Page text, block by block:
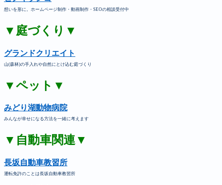
想いを形に。ホームページ制作・動画制作・SEOの相談受付中
▼庭づくり▼
グランドクリエイト
山(森林)の手入れや自然にとけ込む庭づくり
▼ペット▼
みどり湖動物病院
みんなが幸せになる方法を一緒に考えます
▼自動車関連▼
長坂自動車教習所
運転免許のことは長坂自動車教習所